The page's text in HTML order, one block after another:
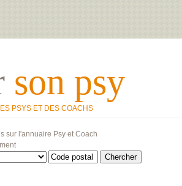
son psy
PSYS ET DES COACHS
sur l'annuaire Psy et Coach